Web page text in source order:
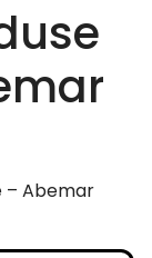
– Abemar